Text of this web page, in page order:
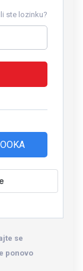
ste lozinku?
se
ponovo